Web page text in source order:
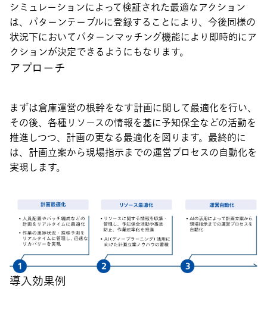
シミュレーションによって検証された最適なアクション
は、パターンテーブルに登録することにより、今後同様の
状況下においてパターンマッチング機能により即時的にア
クションが決定できるようにもなります。
アプローチ
まずは倉庫運営の根幹をなす計画に関して最適化を行い、
その後、各種リソースの情報を基に予知保全などの活動を
推進しつつ、計画の更なる最適化を図ります。最終的に
は、計画立案から現場指示までの運営プロセスの自動化を
実現します。
導入効果例